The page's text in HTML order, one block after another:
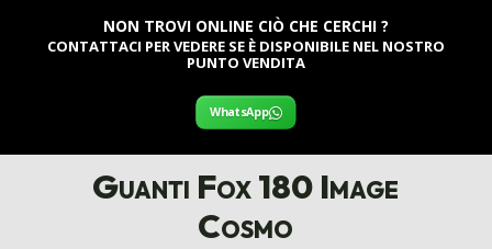
NON TROVI ONLINE CIÒ CHE CERCHI ?
CONTATTACI PER VEDERE SE È DISPONIBILE NEL NOSTRO
PUNTO VENDITA
WhatsApp
Guanti Fox 180 Image
Cosmo